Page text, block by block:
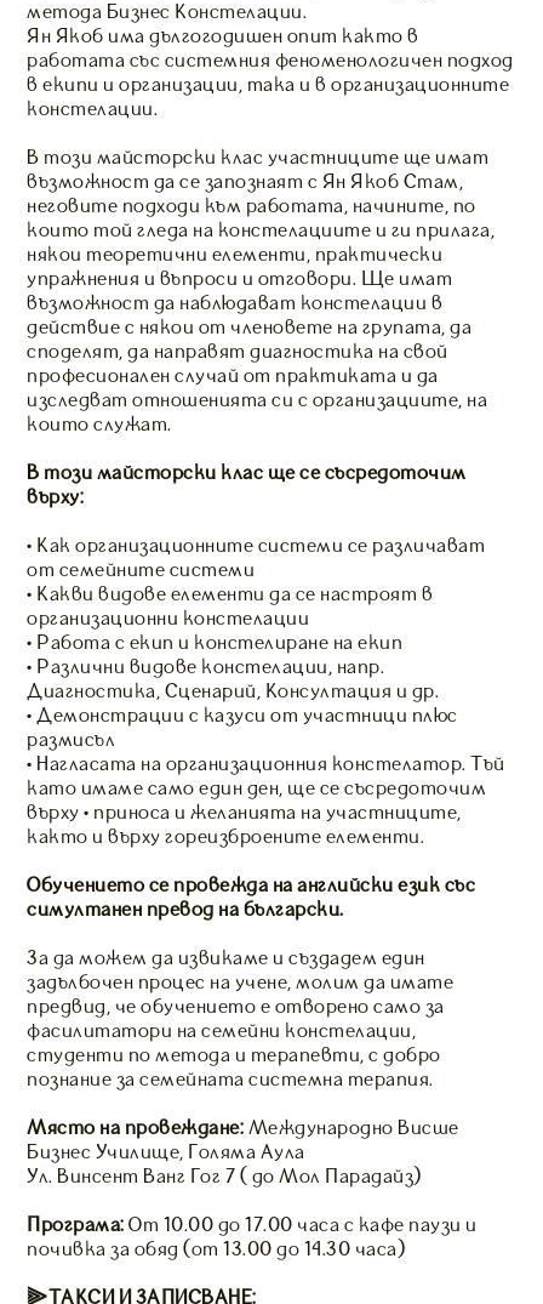
метода Бизнес Констелации.
Ян Якоб има дългогодишен опит както в
работата със системния феноменологичен подход
в екипи и организации, така и в организационните
констелации.
В този майсторски клас участниците ще имат
възможност да се запознаят с Ян Якоб Стам,
неговите подходи към работата, начините, по
които той гледа на констелациите и ги прилага,
някои теоретични елементи, практически
упражнения и въпроси и отговори. Ще имат
възможност да наблюдават констелации в
действие с някои от членовете на групата, да
споделят, да направят диагностика на свой
професионален случай от практиката и да
изследват отношенията си с организациите, на
които служат.
В този майсторски клас ще се съсредоточим
върху:
• Как организационните системи се различават
от семейните системи
• Какви видове елементи да се настроят в
организационни констелации
• Работа с екип и констелиране на екип
• Различни видове констелации, напр.
Диагностика, Сценарий, Консултация и др.
• Демонстрации с казуси от участници плюс
размисъл
• Нагласата на организационния констелатор. Тъй
като имаме само един ден, ще се съсредоточим
върху • приноса и желанията на участниците,
както и върху гореизброените елементи.
Обучението се провежда на английски език със
симултанен превод на български.
За да можем да извикаме и създадем един
задълбочен процес на учене, молим да имате
предвид, че обучението е отворено само за
фасилитатори на семейни констелации,
студенти по метода и терапевти, с добро
познание за семейната системна терапия.
Място на провеждане: Международно Висше
Бизнес Училище, Голяма Аула
Ул. Винсент Ванг Гог 7 ( до Мол Парадайз)
Програма: От 10.00 до 17.00 часа с кафе паузи и
почивка за обяд (от 13.00 до 14.30 часа)
⫸ТАКСИ И ЗАПИСВАНЕ: